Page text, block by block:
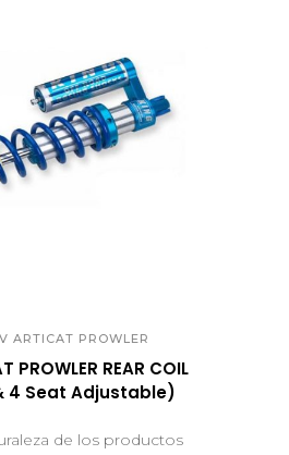
ARTICAT PROWLER
PROWLER REAR COIL
4 Seat Adjustable)
de los productos